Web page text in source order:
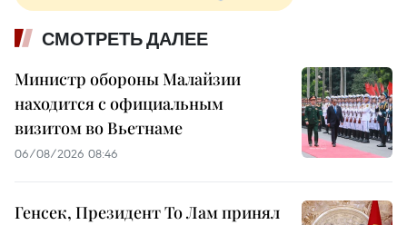
СМОТРЕТЬ ДАЛЕЕ
Министр обороны Малайзии
находится с официальным
визитом во Вьетнаме
06/08/2026 08:46
Генсек, Президент То Лам принял